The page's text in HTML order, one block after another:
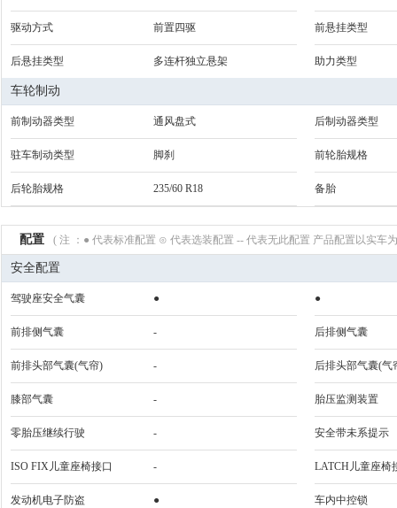
驱动方式 前置四驱 前悬挂类型
后悬挂类型 多连杆独立悬架 助力类型
车轮制动
前制动器类型 通风盘式 后制动器类型
驻车制动类型 脚刹 前轮胎规格
后轮胎规格 235/60 R18 备胎
配置 ( 注 ：● 代表标准配置 ⊙ 代表选装配置 -- 代表无此配置 产品配置以实车
安全配置
驾驶座安全气囊 ● ●
前排侧气囊 - 后排侧气囊
前排头部气囊(气帘) - 后排头部气囊(气
膝部气囊 - 胎压监测装置
零胎压继续行驶 - 安全带未系提示
ISO FIX儿童座椅接口 - LATCH儿童座椅
发动机电子防盗 ● 车内中控锁